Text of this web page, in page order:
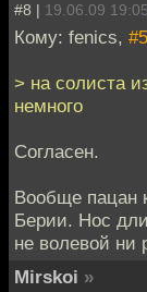
#8 | 19.06.09 19:05
Кому: fenics, #5
> на солиста
немного
Согласен.
Вообще пацан
Берии. Нос
не волевой ни
Mirskoi »